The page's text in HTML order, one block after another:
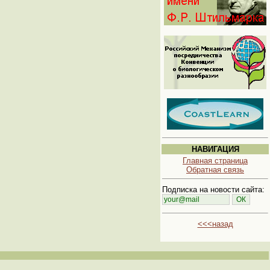
НАВИГАЦИЯ
Главная страница
Обратная связь
Подписка на новости сайта:
<<<назад